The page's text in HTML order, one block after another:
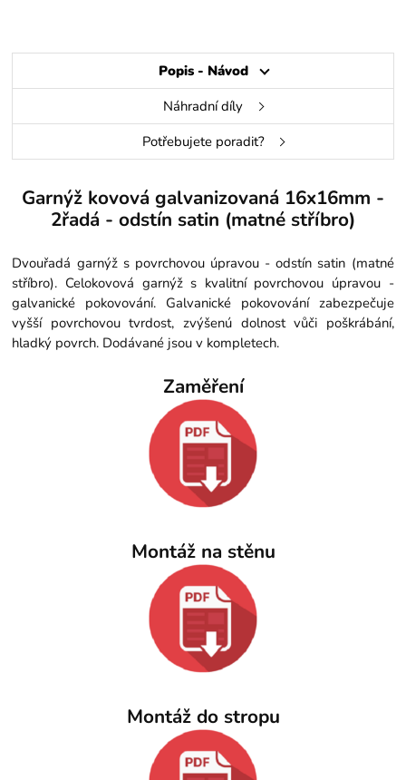
Popis - Návod
Náhradní díly
Potřebujete poradit?
Garnýž kovová galvanizovaná 16x16mm -
2řadá - odstín satin (matné stříbro)
Dvouřadá garnýž s povrchovou úpravou - odstín satin (matné
stříbro). Celokovová garnýž s kvalitní povrchovou úpravou -
galvanické pokovování. Galvanické pokovování zabezpečuje
vyšší povrchovou tvrdost, zvýšenú dolnost vůči poškrábání,
hladký povrch. Dodávané jsou v kompletech.
Zaměření
Montáž na stěnu
Montáž do stropu